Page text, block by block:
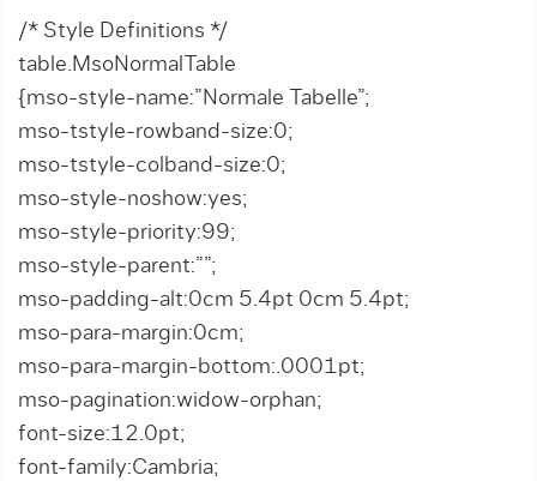
/* Style Definitions */
table.MsoNormalTable
{mso-style-name:”Normale Tabelle”;
mso-tstyle-rowband-size:0;
mso-tstyle-colband-size:0;
mso-style-noshow:yes;
mso-style-priority:99;
mso-style-parent:””;
mso-padding-alt:0cm 5.4pt 0cm 5.4pt;
mso-para-margin:0cm;
mso-para-margin-bottom:.0001pt;
mso-pagination:widow-orphan;
font-size:12.0pt;
font-family:Cambria;